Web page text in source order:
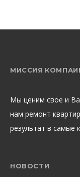
МИССИЯ
Мы ценим свое и
нам ремонт
результат в самые
НОВОСТИ